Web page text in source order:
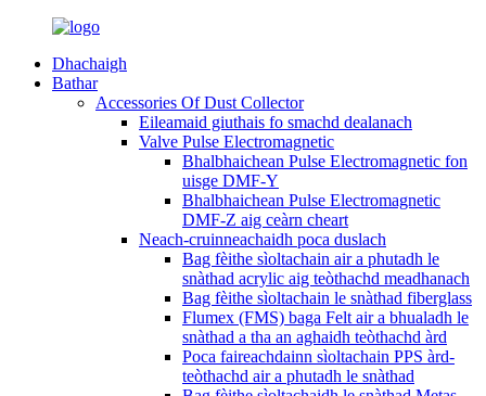
Dhachaigh
Bathar
Accessories Of Dust Collector
Eileamaid giuthais fo smachd dealanach
Valve Pulse Electromagnetic
Bhalbhaichean Pulse Electromagnetic fon
uisge DMF-Y
Bhalbhaichean Pulse Electromagnetic
DMF-Z aig ceàrn cheart
Neach-cruinneachaidh poca duslach
Bag fèithe sìoltachain air a phutadh le
snàthad acrylic aig teòthachd meadhanach
Bag fèithe sìoltachain le snàthad fiberglass
Flumex (FMS) baga Felt air a bhualadh le
snàthad a tha an aghaidh teòthachd àrd
Poca faireachdainn sìoltachain PPS àrd-
teòthachd air a phutadh le snàthad